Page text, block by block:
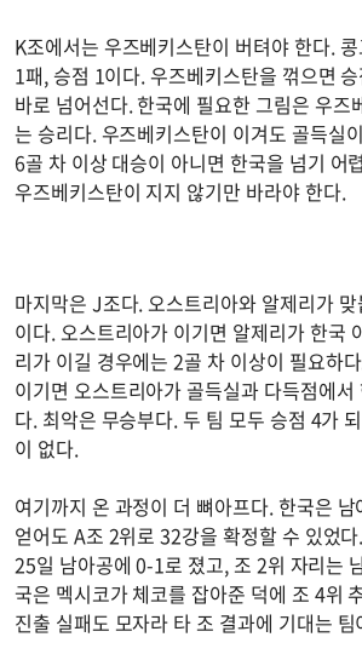
K조에서는 우즈베키스탄이 버텨야 한다.
1패, 승점 1이다. 우즈베키스탄을 꺾으면
바로 넘어선다. 한국에 필요한 그림은 우즈
는 승리다. 우즈베키스탄이 이겨도 골득실
6골 차 이상 대승이 아니면 한국을 넘기 어
우즈베키스탄이 지지 않기만 바라야 한다.
마지막은 J조다. 오스트리아와 알제리가
이다. 오스트리아가 이기면 알제리가 한국
리가 이길 경우에는 2골 차 이상이 필요하
이기면 오스트리아가 골득실과 다득점에서
다. 최악은 무승부다. 두 팀 모두 승점 4가
이 없다.
여기까지 온 과정이 더 뼈아프다. 한국은
얻어도 A조 2위로 32강을 확정할 수 있었
25일 남아공에 0-1로 졌고, 조 2위 자리는
국은 멕시코가 체코를 잡아준 덕에 조 4위
진출 실패도 모자라 타 조 결과에 기대는 팀